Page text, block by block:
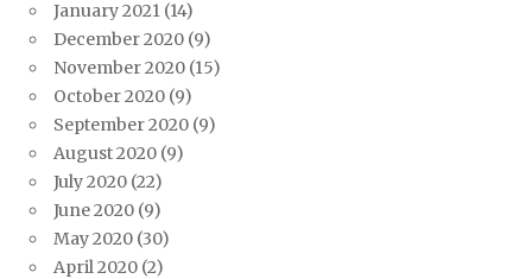
January 2021 (14)
December 2020 (9)
November 2020 (15)
October 2020 (9)
September 2020 (9)
August 2020 (9)
July 2020 (22)
June 2020 (9)
May 2020 (30)
April 2020 (2)